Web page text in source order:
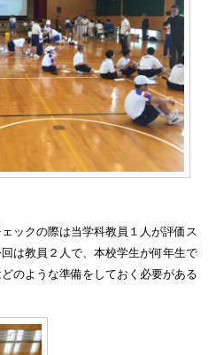
ックの際は当学科教員１人が評価ス
は教員２人で、本校学生が何年生で
のような準備をしておく必要がある